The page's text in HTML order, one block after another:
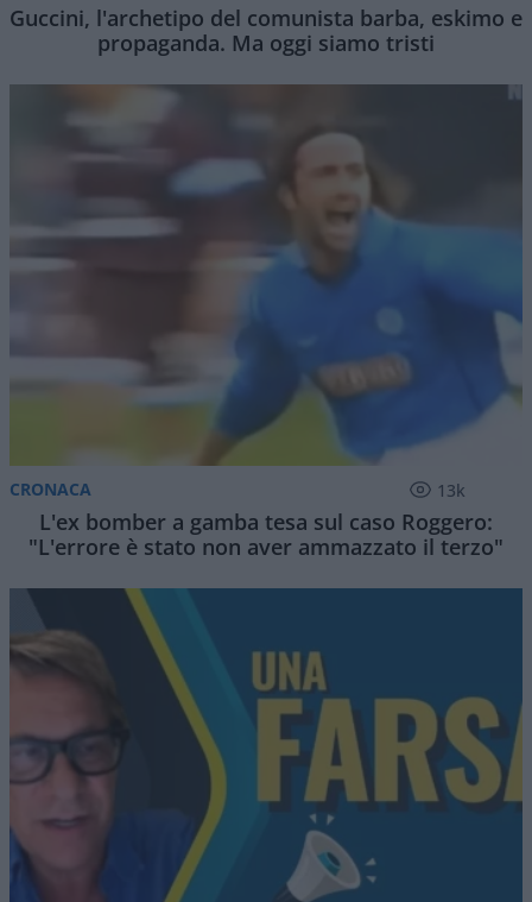
Guccini, l'archetipo del comunista barba, eskimo e
propaganda. Ma oggi siamo tristi
CRONACA 13k
L'ex bomber a gamba tesa sul caso Roggero:
"L'errore è stato non aver ammazzato il terzo"